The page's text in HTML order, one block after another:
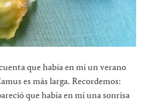
que había en mí un verano
es más larga. Recordemos:
que había en mí una sonrisa